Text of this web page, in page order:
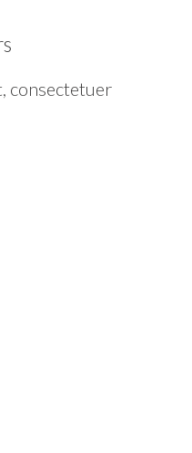
consectetuer